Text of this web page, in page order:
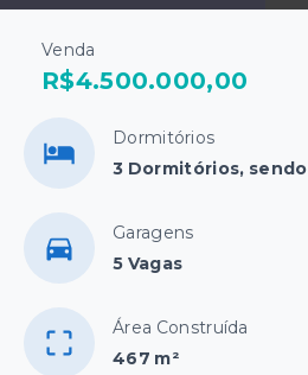
Venda
R$4.500.000,00
Dormitórios
3 Dormitórios,
Garagens
5 Vagas
Área Construída
467 m²